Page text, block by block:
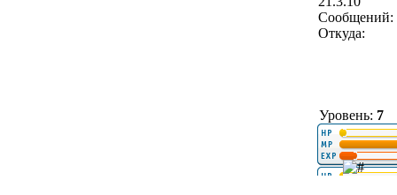
Сообщений:
Откуда:
Уровень: 7